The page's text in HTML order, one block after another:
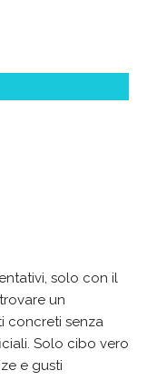
solo con il
un
concreti senza
Solo cibo vero
e gusti